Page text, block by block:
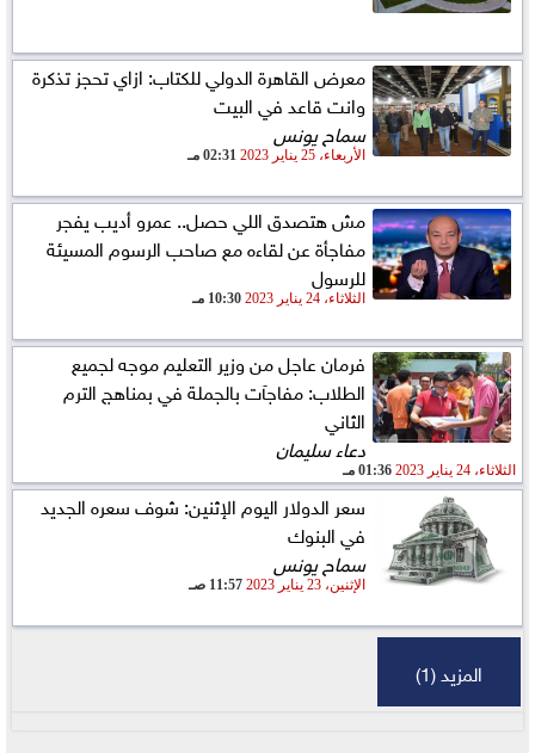
معرض القاهرة الدولي للكتاب: ازاي تحجز تذكرة
وانت قاعد في البيت
سماح يونس
الأربعاء، 25 يناير 2023 02:31 مـ
مش هتصدق اللي حصل.. عمرو أديب يفجر
مفاجأة عن لقاءه مع صاحب الرسوم المسيئة
للرسول
الثلاثاء، 24 يناير 2023 10:30 مـ
فرمان عاجل من وزير التعليم موجه لجميع
الطلاب: مفاجآت بالجملة في بمناهج الترم
الثاني
دعاء سليمان
الثلاثاء، 24 يناير 2023 01:36 مـ
سعر الدولار اليوم الإثنين: شوف سعره الجديد
في البنوك
سماح يونس
الإثنين، 23 يناير 2023 11:57 صـ
المزيد (1)